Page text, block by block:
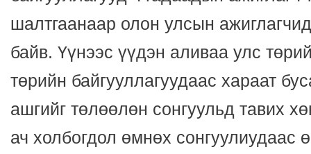
шалтгаанаар олон улсын
байв. Үүнээс үүдэн аливаа улс
төрийн байгууллагуудаас хараат
ашгийг төлөөлөн сонгуульд тавих
ач холбогдол өмнөх сонгуулиудаас